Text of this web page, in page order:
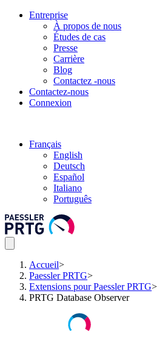
Entreprise
À propos de nous
Études de cas
Presse
Carrière
Blog
Contactez -nous
Contactez-nous
Connexion
Français
English
Deutsch
Español
Italiano
Português
Accueil>
Paessler PRTG>
Extensions pour Paessler PRTG>
PRTG Database Observer